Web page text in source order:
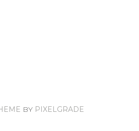
BY PIXELGRADE